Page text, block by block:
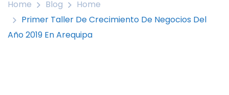
Home Blog
Home
Primer Taller De Crecimiento De Negocios Del
Año 2019 En Arequipa